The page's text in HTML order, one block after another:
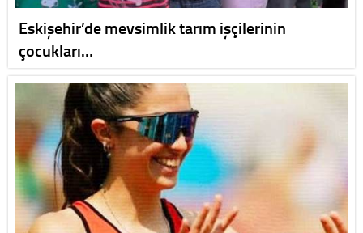
Eskişehir’de mevsimlik tarım işçilerinin
çocukları…